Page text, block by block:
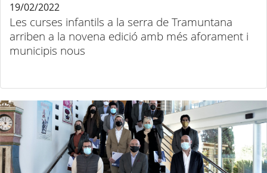
Les curses infantils a la serra de Tramuntana
arriben a la novena edició amb més aforament i
municipis nous
19/02/2022